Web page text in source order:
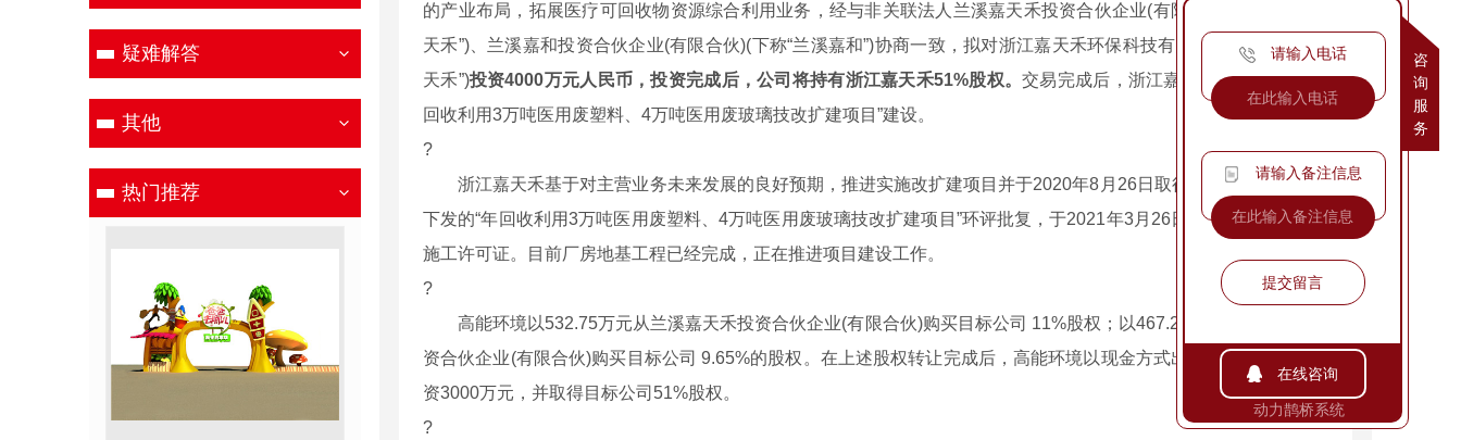
疑难解答
其他
热门推荐
的产业布局，拓展医疗可回收物资源综合利用业务，经与非关联法人兰溪嘉天禾投资合伙企业(有限合伙)(下称“兰溪嘉
天禾”)、兰溪嘉和投资合伙企业(有限合伙)(下称“兰溪嘉和”)协商一致，拟对浙江嘉天禾环保科技有限公司(下称“浙江嘉
天禾”)投资4000万元人民币，投资完成后，公司将持有浙江嘉天禾51%股权。交易完成后，浙江嘉天禾将继续推进“年
回收利用3万吨医用废塑料、4万吨医用废玻璃技改扩建项目”建设。
?
浙江嘉天禾基于对主营业务未来发展的良好预期，推进实施改扩建项目并于2020年8月26日取得金华市生态环境局
下发的“年回收利用3万吨医用废塑料、4万吨医用废玻璃技改扩建项目”环评批复，于2021年3月26日取得规划许可证与
施工许可证。目前厂房地基工程已经完成，正在推进项目建设工作。
?
高能环境以532.75万元从兰溪嘉天禾投资合伙企业(有限合伙)购买目标公司 11%股权；以467.25万元从兰溪嘉和投
资合伙企业(有限合伙)购买目标公司 9.65%的股权。在上述股权转让完成后，高能环境以现金方式出资，向目标公司增
资3000万元，并取得目标公司51%股权。
?
咨
询
服
务
请输入电话
请输入备注信息
提交留言
在线咨询
动力鹊桥系统